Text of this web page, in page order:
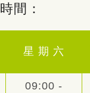
間：
星 期 六
09:00 -